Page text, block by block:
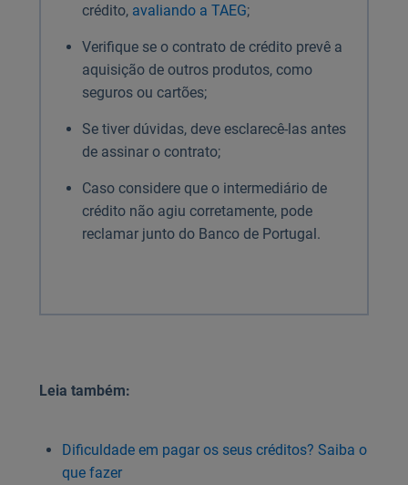
crédito, avaliando a TAEG;
Verifique se o contrato de crédito prevê a
aquisição de outros produtos, como
seguros ou cartões;
Se tiver dúvidas, deve esclarecê-las antes
de assinar o contrato;
Caso considere que o intermediário de
crédito não agiu corretamente, pode
reclamar junto do Banco de Portugal.
Leia também:
Dificuldade em pagar os seus créditos? Saiba o
que fazer